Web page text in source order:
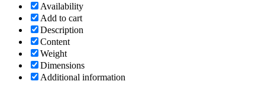
Availability
Add to cart
Description
Content
Weight
Dimensions
Additional information